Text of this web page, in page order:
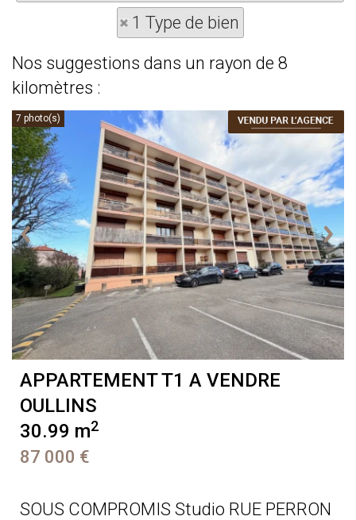
1 Type de bien
Nos suggestions dans un rayon de 8
kilomètres :
7 photo(s)
APPARTEMENT T1 A VENDRE
OULLINS
30.99 m2
87 000 €
SOUS COMPROMIS Studio RUE PERRON